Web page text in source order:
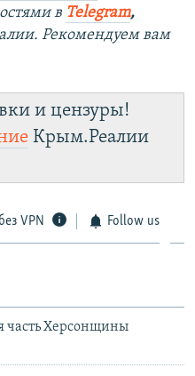
в Telegram,
Рекомендуем вам
и цензуры!
Крым.Реалии
VPN Follow us
часть Херсонщины